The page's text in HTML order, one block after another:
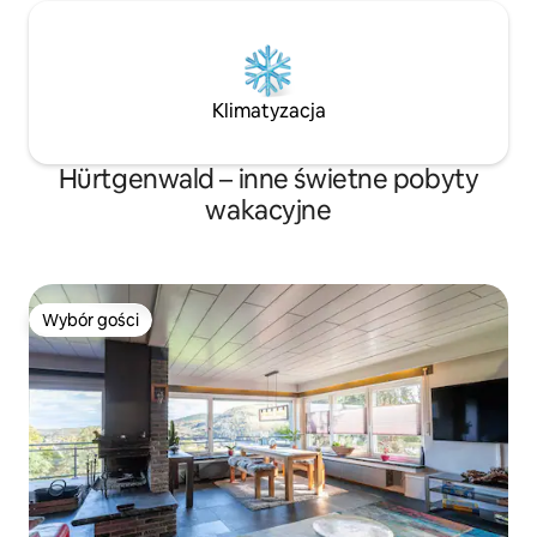
Klimatyzacja
Hürtgenwald – inne świetne pobyty
wakacyjne
Wybór gości
Wybór gości